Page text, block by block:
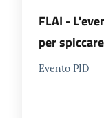
FLAI -
per
Evento PID